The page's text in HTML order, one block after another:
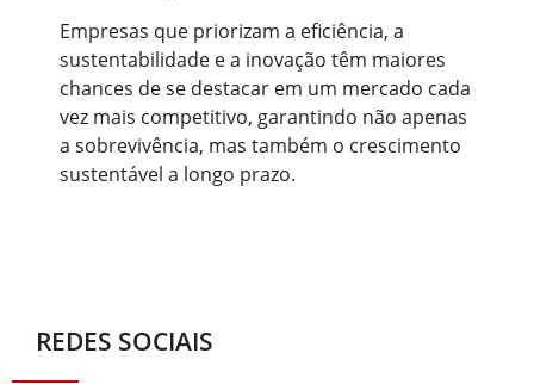
Empresas que priorizam a eficiência, a
sustentabilidade e a inovação têm maiores
chances de se destacar em um mercado cada
vez mais competitivo, garantindo não apenas
a sobrevivência, mas também o crescimento
sustentável a longo prazo.
REDES SOCIAIS